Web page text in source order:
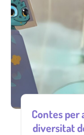
Contes per
diversitat